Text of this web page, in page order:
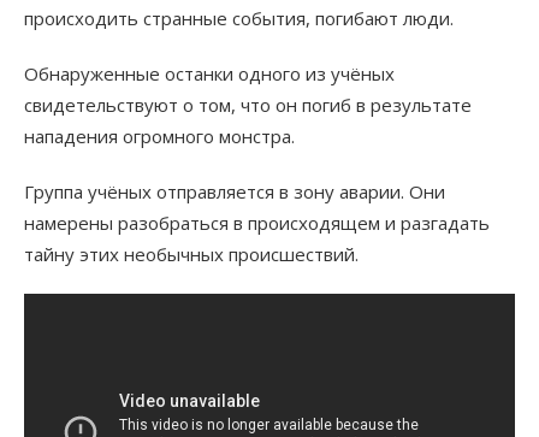
происходить странные события, погибают люди.
Обнаруженные останки одного из учёных
свидетельствуют о том, что он погиб в результате
нападения огромного монстра.
Группа учёных отправляется в зону аварии. Они
намерены разобраться в происходящем и разгадать
тайну этих необычных происшествий.